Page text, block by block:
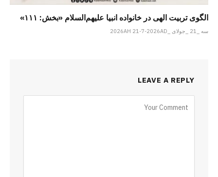
الگوی تربیت الهی در خانواده انبیا‌‌ علیهم‌السلام «بخش: ۱۱۱»
سه _21 _جولای _2026AH 21-7-2026AD
LEAVE A REPLY